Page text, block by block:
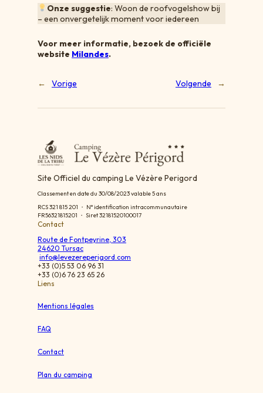
Onze suggestie: Woon de roofvogelshow bij
– een onvergetelijk moment voor iedereen
Voor meer informatie, bezoek de officiële
website Milandes.
← Vorige Volgende →
Site Officiel du camping Le Vézère Perigord
Classement en date du 30/08/2023 valable 5 ans
RCS 321 815 201 ・ N° identification intracommunautaire
FR56321815201 ・ Siret 32181520100017
Contact
Route de Fontpeyrine, 303
24620 Tursac
info@levezereperigord.com
+33 (0)5 53 06 96 31
+33 (0)6 76 23 65 26
Liens
Mentions légales
FAQ
Contact
Plan du camping